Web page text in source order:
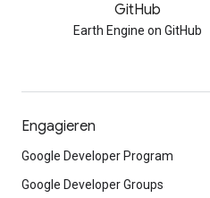
GitHub
Earth Engine on GitHub
Engagieren
Google Developer Program
Google Developer Groups